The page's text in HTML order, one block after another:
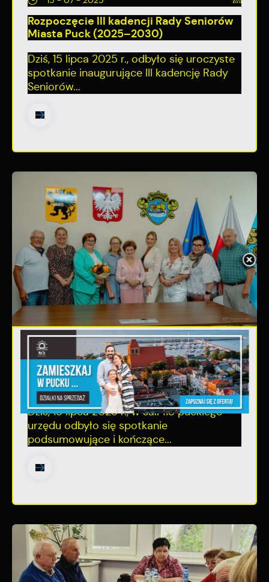
Rozpoczęcie III kadencji Rady Seniorów
Miasta Puck (2025–2030)
Dziś, 15 lipca 2025 r., odbyło się uroczyste
spotkanie inaugurujące III kadencję Rady
Seniorów...
15 - 07 - 2025
Zakończenie II kadencji Rady Seniorów
Miasta Puck
Dziś, 15 lipca 2025 r., w sali 115 puckiego
urzędu odbyło się spotkanie
podsumowujące i kończące...